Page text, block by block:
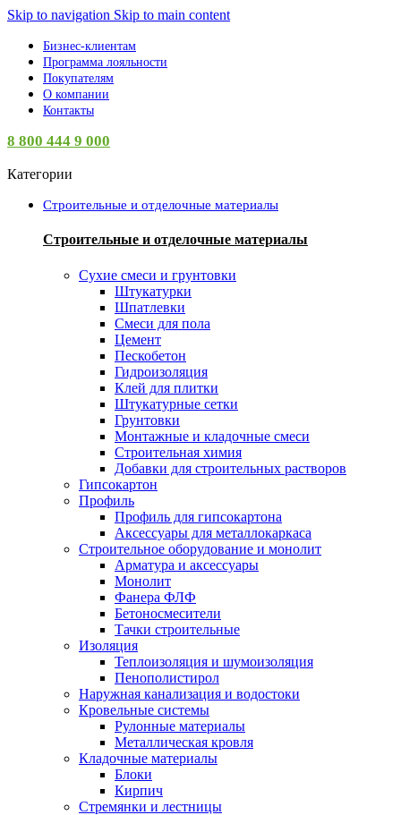
Skip to navigation Skip to main content
Бизнес-клиентам
Программа лояльности
Покупателям
О компании
Контакты
8 800 444 9 000
Категории
Строительные и отделочные материалы
Строительные и отделочные материалы
Сухие смеси и грунтовки
Штукатурки
Шпатлевки
Смеси для пола
Цемент
Пескобетон
Гидроизоляция
Клей для плитки
Штукатурные сетки
Грунтовки
Монтажные и кладочные смеси
Строительная химия
Добавки для строительных растворов
Гипсокартон
Профиль
Профиль для гипсокартона
Аксессуары для металлокаркаса
Строительное оборудование и монолит
Арматура и аксессуары
Монолит
Фанера ФЛФ
Бетоносмесители
Тачки строительные
Изоляция
Теплоизоляция и шумоизоляция
Пенополистирол
Наружная канализация и водостоки
Кровельные системы
Рулонные материалы
Металлическая кровля
Кладочные материалы
Блоки
Кирпич
Стремянки и лестницы